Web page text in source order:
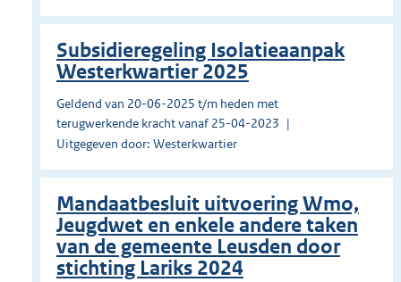
Subsidieregeling Isolatieaanpak
Westerkwartier 2025
Geldend van 20-06-2025 t/m heden met
terugwerkende kracht vanaf 25-04-2023
Uitgegeven door: Westerkwartier
Mandaatbesluit uitvoering Wmo,
Jeugdwet en enkele andere taken
van de gemeente Leusden door
stichting Lariks 2024